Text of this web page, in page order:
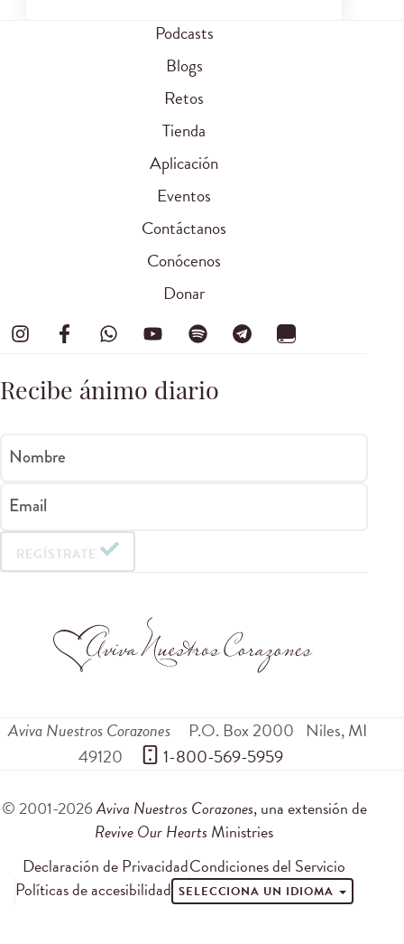
Podcasts
Blogs
Retos
Tienda
Aplicación
Eventos
Contáctanos
Conócenos
Donar
Recibe ánimo diario
Nombre
Email
REGÍSTRATE
Aviva Nuestros Corazones P.O. Box 2000 Niles,MI
49120
1-800-569-5959
© 2001-2026Aviva Nuestros Corazones, una extensión de
Revive Our Hearts Ministries
Declaración de PrivacidadCondiciones del Servicio
Políticas de accesibilidad SELECCIONA UN IDIOMA